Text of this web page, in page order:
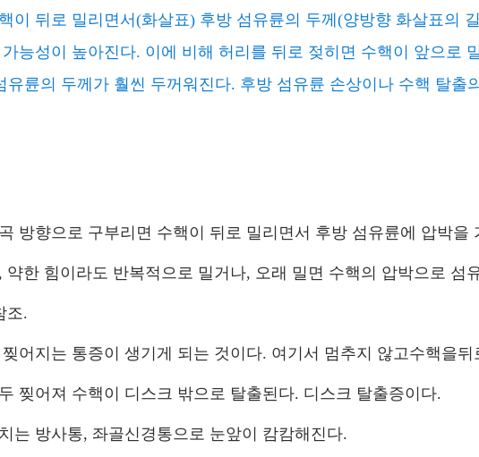
이 뒤로 밀리면서(화살표) 후방 섬유륜의 두께(양방향 화살표의
능성이 높아진다. 이에 비해 허리를 뒤로 젖히면 수핵이 앞으로
유륜의 두께가 훨씬 두꺼워진다. 후방 섬유륜 손상이나 수핵 탈출
방향으로 구부리면 수핵이 뒤로 밀리면서 후방 섬유륜에 압박을
약한 힘이라도 반복적으로 밀거나, 오래 밀면 수핵의 압박으로 섬
조.
어지는 통증이 생기게 되는 것이다. 여기서 멈추지 않고수핵을
찢어져 수핵이 디스크 밖으로 탈출된다. 디스크 탈출증이다.
는 방사통, 좌골신경통으로 눈앞이 캄캄해진다.